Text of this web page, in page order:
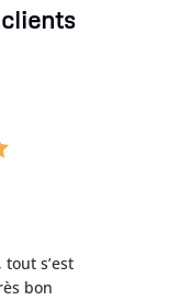
s’est
bon